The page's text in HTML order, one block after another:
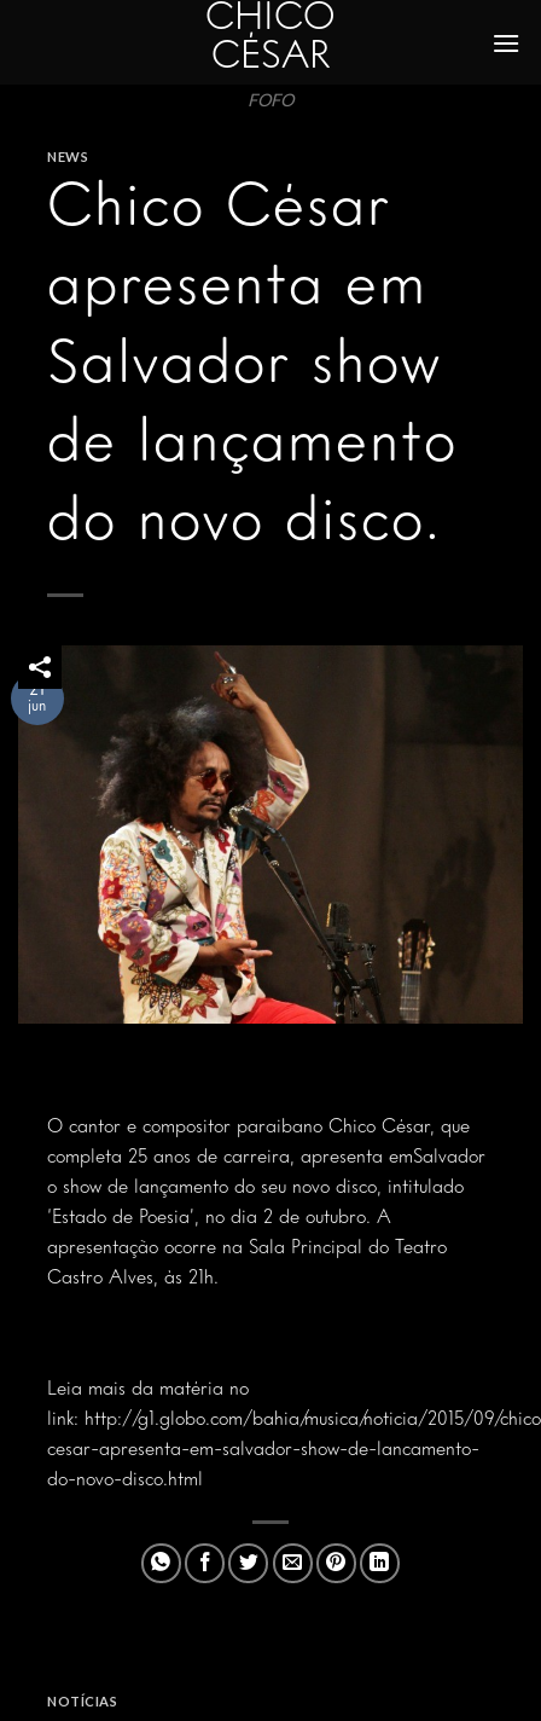
CHICO
CÉSAR
FOFO
NEWS
Chico César
apresenta em
Salvador show
de lançamento
do novo disco.
21
jun
O cantor e compositor paraibano Chico César, que
completa 25 anos de carreira, apresenta emSalvador
o show de lançamento do seu novo disco, intitulado
‘Estado de Poesia’, no dia 2 de outubro. A
apresentação ocorre na Sala Principal do Teatro
Castro Alves, às 21h.
Leia mais da matéria no
link: http://g1.globo.com/bahia/musica/noticia/2015/09/
cesar-apresenta-em-salvador-show-de-lancamento-
do-novo-disco.html
NOTÍCIAS